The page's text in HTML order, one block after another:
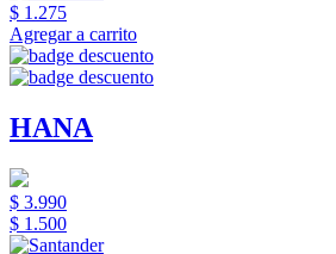
$ 1.275
Agregar a carrito
HANA
$ 3.990
$ 1.500